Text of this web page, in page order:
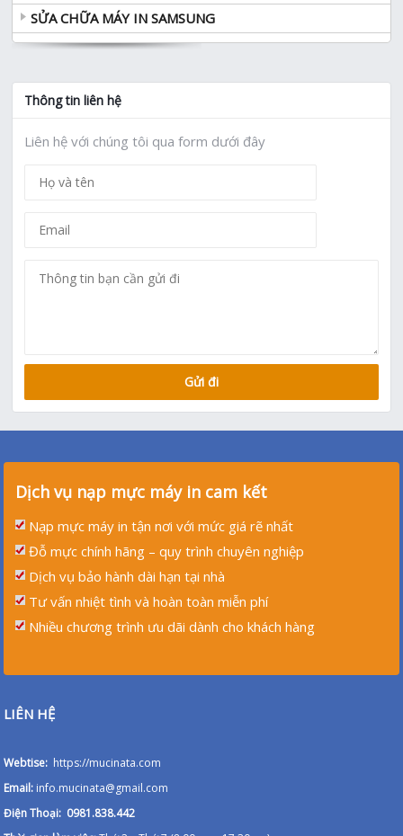
SỬA CHỮA MÁY IN SAMSUNG
Thông tin liên hệ
Liên hệ với chúng tôi qua form dưới đây
Dịch vụ nạp mực máy in cam kết
Nạp mực máy in tận nơi với mức giá rẽ nhất
Đỗ mực chính hãng – quy trình chuyên nghiệp
Dịch vụ bảo hành dài hạn tại nhà
Tư vấn nhiệt tình và hoàn toàn miễn phí
Nhiều chương trình ưu dãi dành cho khách hàng
LIÊN HỆ
Webtise: https://mucinata.com
Email: info.mucinata@gmail.com
Điện Thoại: 0981.838.442